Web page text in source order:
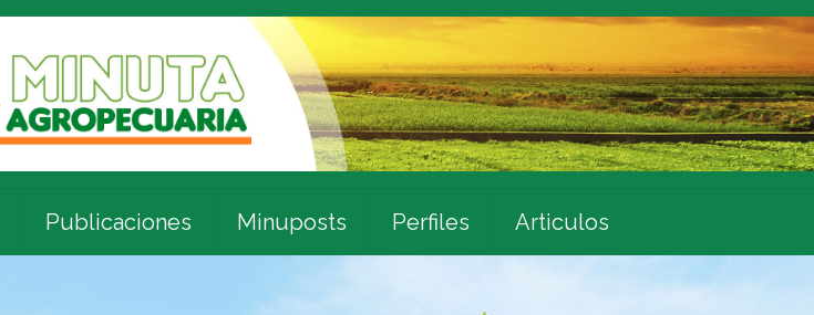
Publicaciones Minuposts Perfiles Articulos